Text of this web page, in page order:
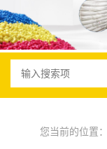
您当前的位置：